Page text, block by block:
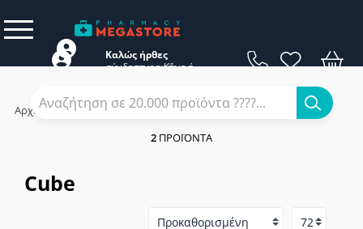
Καλώς ήρθες
Κάνε
σύνδεση ή
εγγραφή
Αρχική / Εταιρίες
Cube
2 ΠΡΟΪΌΝΤΑ
Cube